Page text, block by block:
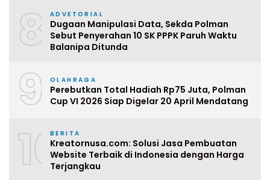
8 ADVETORIAL
Dugaan Manipulasi Data, Sekda Polman
Sebut Penyerahan 10 SK PPPK Paruh Waktu
Balanipa Ditunda
9 OLAHRAGA
Perebutkan Total Hadiah Rp75 Juta, Polman
Cup VI 2026 Siap Digelar 20 April Mendatang
10BERITA
Kreatornusa.com: Solusi Jasa Pembuatan
Website Terbaik di Indonesia dengan Harga
Terjangkau